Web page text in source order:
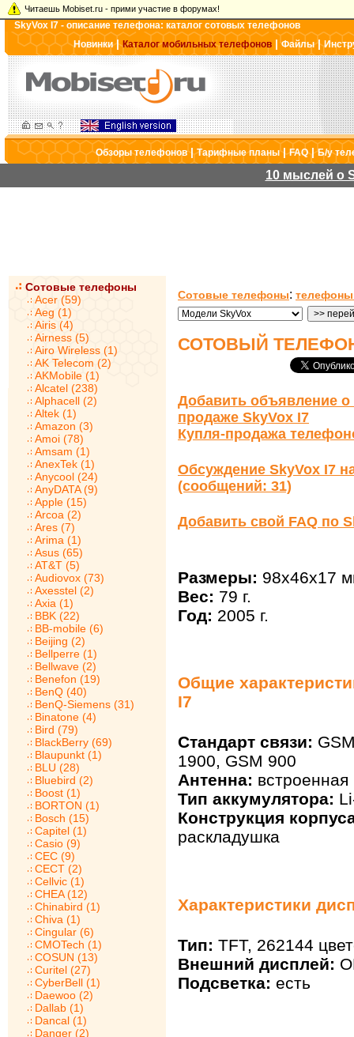
Читаешь Mobiset.ru - прими участие в форумах!
SkyVox I7 - описание телефона: каталог сотовых телефонов
Новинки|Каталог мобильных телефонов |Файлы|
Обзоры телефонов|Тарифные планы|FAQ|Б/у
10 мыслей о
Сотовые телефоны
Acer (59)
Aeg (1)
Airis (4)
Airness (5)
Airo Wireless (1)
AK Telecom (2)
AKMobile (1)
Alcatel (238)
Alphacell (2)
Altek (1)
Amazon (3)
Amoi (78)
Amsam (1)
AnexTek (1)
Anycool (24)
AnyDATA (9)
Apple (15)
Arcoa (2)
Ares (7)
Arima (1)
Asus (65)
AT&T (5)
Audiovox (73)
Axesstel (2)
Axia (1)
BBK (22)
BB-mobile (6)
Beijing (2)
Bellperre (1)
Bellwave (2)
Benefon (19)
BenQ (40)
BenQ-Siemens (31)
Binatone (4)
Bird (79)
BlackBerry (69)
Blaupunkt (1)
BLU (28)
Bluebird (2)
Boost (1)
BORTON (1)
Bosch (15)
Capitel (1)
Casio (9)
CEC (9)
CECT (2)
Cellvic (1)
CHEA (12)
Chinabird (1)
Chiva (1)
Cingular (6)
CMOTech (1)
COSUN (13)
Curitel (27)
CyberBell (1)
Daewoo (2)
Dallab (1)
Dancal (1)
Danger (2)
Сотовые телефоны: телефоны
СОТОВЫЙ ТЕЛЕФОН
Добавить объявление о
продаже SkyVox I7
Купля-продажа
Обсуждение SkyVox I7
(сообщений: 31)
Добавить свой FAQ по
Размеры: 98x46x17
Вес: 79 г.
Год: 2005 г.
Общие
I7
Стандарт связи:
1900, GSM 900
Антенна: встроенная
Тип аккумулятора:
Конструкция
раскладушка
Характеристики
Тип: TFT, 262144
Внешний дисплей:
Подсветка: есть